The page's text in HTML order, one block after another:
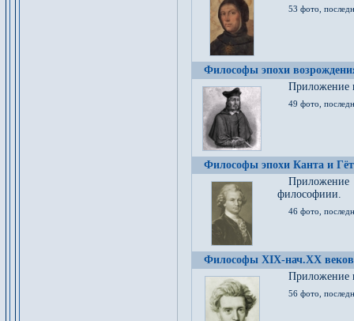
53 фото,
Философы эпохи
Приложение
49 фото,
Философы эпохи Канта и
философиии.
46 фото,
Философы XIX-нач.XX веков
Приложение
56 фото,